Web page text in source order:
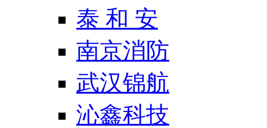
泰 和 安
南京消防
武汉锦航
沁鑫科技